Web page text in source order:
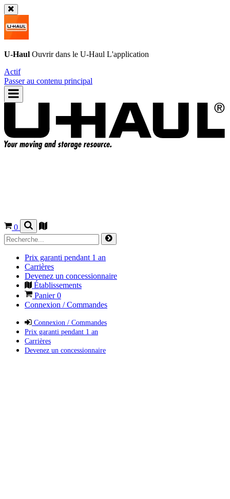
U-Haul Ouvrir dans le U-Haul L'application
Actif
Passer au contenu principal
0
Prix garanti pendant 1 an
Carrières
Devenez un concessionnaire
Établissements
Panier0
Connexion / Commandes
Connexion / Commandes
Prix garanti pendant 1 an
Carrières
Devenez un concessionnaire